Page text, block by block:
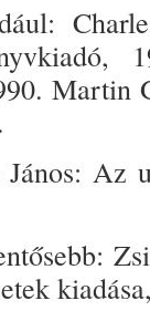
Mar­tin
Az